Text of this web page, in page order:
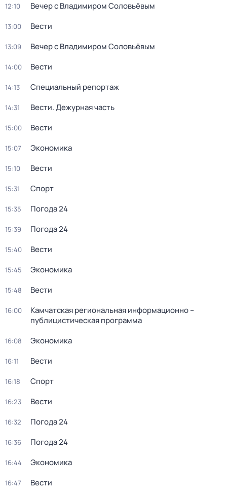
12:10 Вечер с Владимиром Соловьёвым
13:00 Вести
13:09 Вечер с Владимиром Соловьёвым
14:00 Вести
14:13 Специальный репортаж
14:31 Вести. Дежурная часть
15:00 Вести
15:07 Экономика
15:10 Вести
15:31 Спорт
15:35 Погода 24
15:39 Погода 24
15:40 Вести
15:45 Экономика
15:48 Вести
16:00
Камчатская региональная информационно –
публицистическая программа
16:08 Экономика
16:11 Вести
16:18 Спорт
16:23 Вести
16:32 Погода 24
16:36 Погода 24
16:44 Экономика
16:47 Вести